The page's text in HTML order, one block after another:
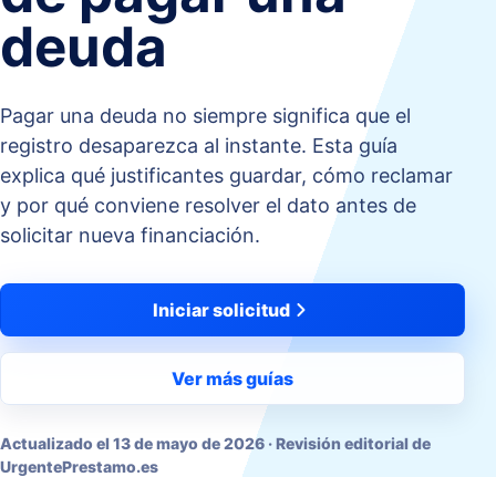
deuda
Pagar una deuda no siempre significa que el
registro desaparezca al instante. Esta guía
explica qué justificantes guardar, cómo reclamar
y por qué conviene resolver el dato antes de
solicitar nueva financiación.
Iniciar solicitud
Ver más guías
Actualizado el13 de mayo de 2026 · Revisión editorial de
UrgentePrestamo.es